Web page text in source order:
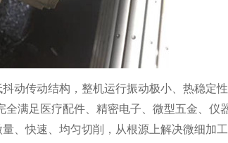
动传动结构，整机运行振动极小、热稳定
满足医疗配件、精密电子、微型五金、仪
、快速、均匀切削，从根源上解决微细加